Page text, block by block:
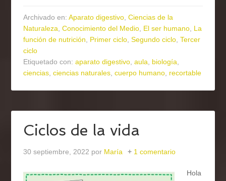
Archivado en:Aparato digestivo,Ciencias de la
Naturaleza,Conocimiento del Medio, El ser humano, La
función de nutrición, Primer ciclo,Segundo ciclo,Tercer
ciclo
Etiquetado con:aparato digestivo,aula, biología,
ciencias,ciencias naturales,cuerpo humano, recortable
Ciclos de la vida
30 septiembre, 2022 por María 1 comentario
Hola